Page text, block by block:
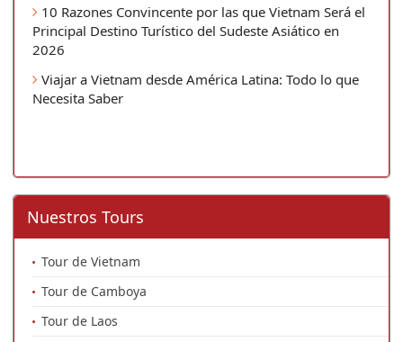
10 Razones Convincente por las que Vietnam Será el
Principal Destino Turístico del Sudeste Asiático en
2026
Viajar a Vietnam desde América Latina: Todo lo que
Necesita Saber
Nuestros Tours
Tour de Vietnam
Tour de Camboya
Tour de Laos